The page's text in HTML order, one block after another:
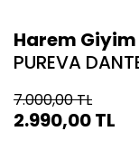
Harem Giyim
PUREVA
7.000,00 TL
2.990,00 TL